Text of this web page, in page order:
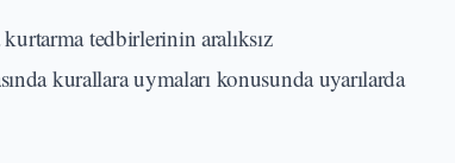
tedbirlerinin aralıksız
kurallara uymaları konusunda uyarılarda